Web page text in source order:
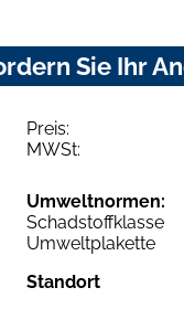
Sie Ihr
Preis:
MWSt:
Umweltnormen:
Schadstoffklasse
Umweltplakette
Standort